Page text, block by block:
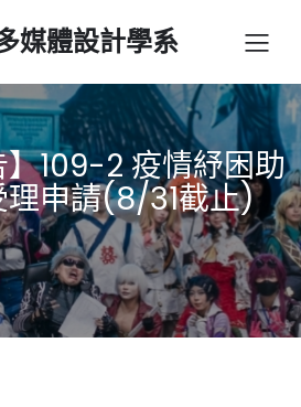
媒體設計學系
109-2 疫情紓困助
理申請(8/31截止)